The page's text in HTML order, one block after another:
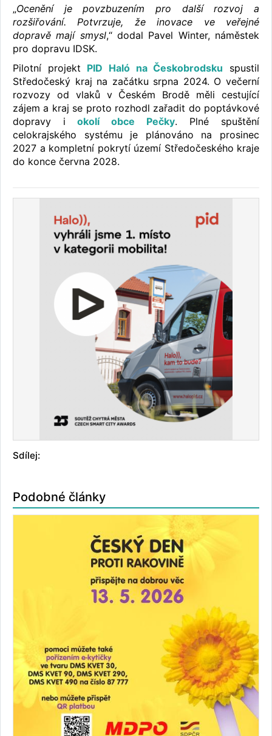
„Ocenění je povzbuzením pro další rozvoj a
rozšiřování. Potvrzuje, že inovace ve veřejné
dopravě mají smysl,“ dodal Pavel Winter, náměstek
pro dopravu IDSK.
Pilotní projekt PID Haló na Českobrodsku spustil
Středočeský kraj na začátku srpna 2024. O večerní
rozvozy od vlaků v Českém Brodě měli cestující
zájem a kraj se proto rozhodl zařadit do poptávkové
dopravy i okolí obce Pečky. Plné spuštění
celokrajského systému je plánováno na prosinec
2027 a kompletní pokrytí území Středočeského kraje
do konce června 2028.
Sdílej:
Podobné články